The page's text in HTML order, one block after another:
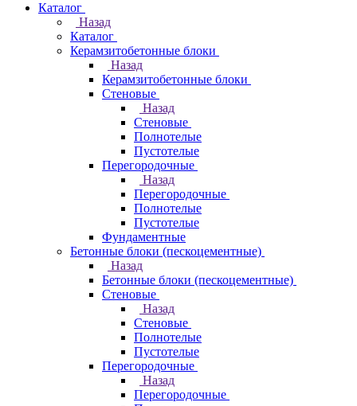
Каталог
Назад
Каталог
Керамзитобетонные блоки
Назад
Керамзитобетонные блоки
Стеновые
Назад
Стеновые
Полнотелые
Пустотелые
Перегородочные
Назад
Перегородочные
Полнотелые
Пустотелые
Фундаментные
Бетонные блоки (пескоцементные)
Назад
Бетонные блоки (пескоцементные)
Стеновые
Назад
Стеновые
Полнотелые
Пустотелые
Перегородочные
Назад
Перегородочные